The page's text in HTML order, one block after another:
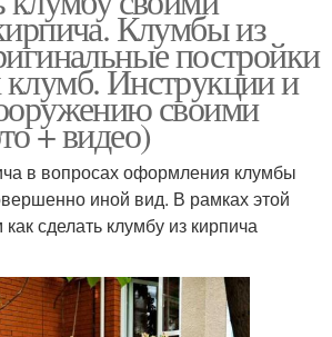
Клумбы из
постройки
Инструкции и
своими
+ видео)
в вопросах оформления клумбы
иной вид. В рамках этой
сделать клумбу из кирпича